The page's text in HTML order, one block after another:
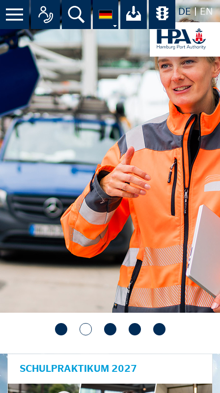
DE EN
Suche Ihr Download-
SCHULPRAKTIKUM 2027